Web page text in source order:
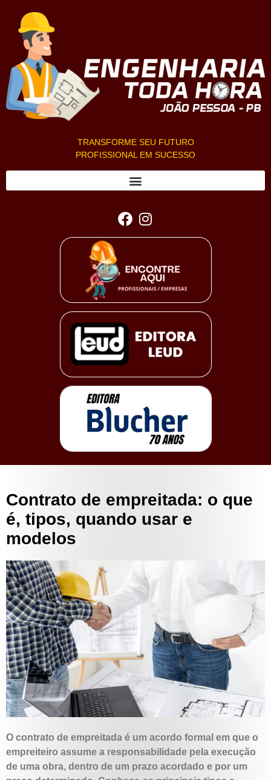
TRANSFORME SEU FUTURO
PROFISSIONAL EM SUCESSO
Contrato de empreitada: o que
é, tipos, quando usar e
modelos
O contrato de empreitada é um acordo formal em que o
empreiteiro assume a responsabilidade pela execução
de uma obra, dentro de um prazo acordado e por um